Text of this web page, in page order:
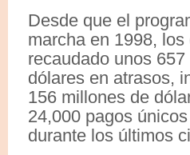
Desde que el
marcha en 1998, los
recaudado unos
dólares en atrasos,
156 millones de
24,000 pagos
durante los últimos